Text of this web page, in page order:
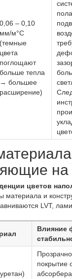
0,06 – 0,10
мм/м°C
(темные
цвета
поглощают
больше тепла
→ большее
расширение)
на
цветов
материала и
LVT,
Влияние
покрытие